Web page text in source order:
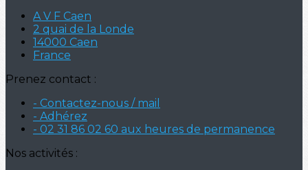
A V F Caen
2 quai de la Londe
14000 Caen
France
Prenez contact :
- Contactez-nous / mail
- Adhérez
- 02 31 86 02 60 aux heures de permanence
Nos activités :